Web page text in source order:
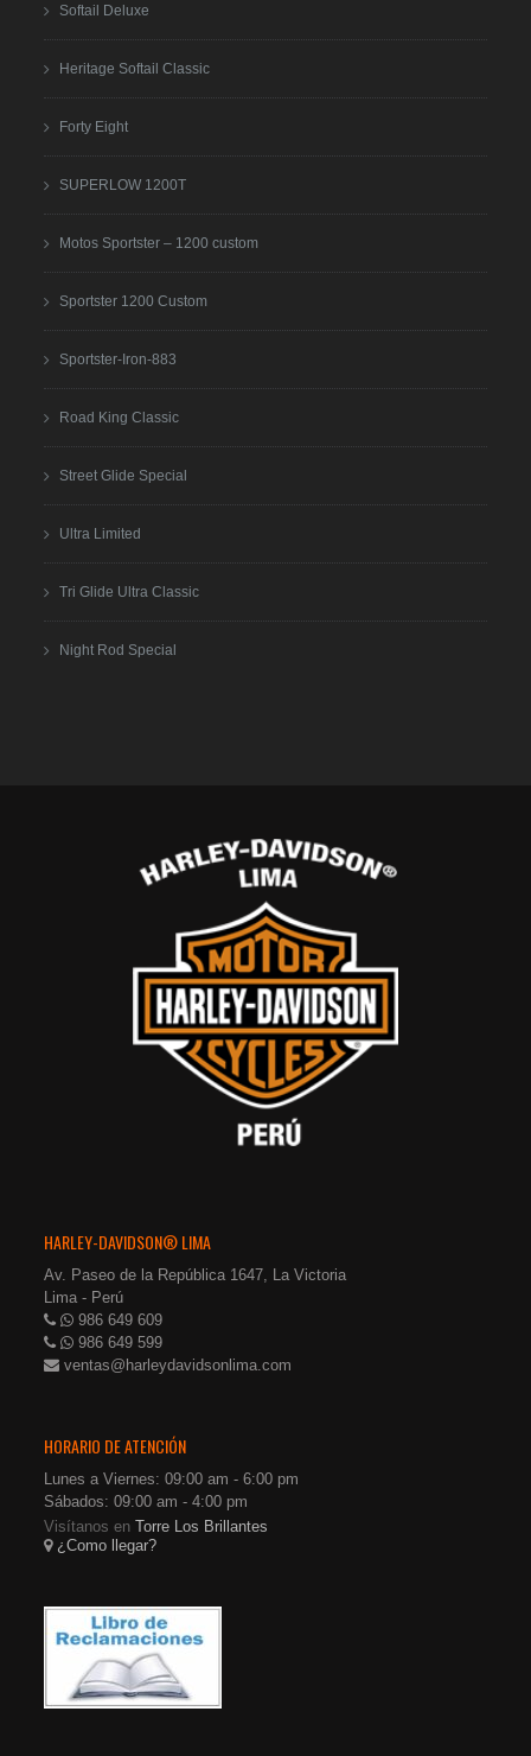
Softail Deluxe
Heritage Softail Classic
Forty Eight
SUPERLOW 1200T
Motos Sportster – 1200 custom
Sportster 1200 Custom
Sportster-Iron-883
Road King Classic
Street Glide Special
Ultra Limited
Tri Glide Ultra Classic
Night Rod Special
HARLEY-DAVIDSON® LIMA
Av. Paseo de la República 1647, La Victoria
Lima - Perú
986 649 609
986 649 599
ventas@harleydavidsonlima.com
HORARIO DE ATENCIÓN
Lunes a Viernes: 09:00 am - 6:00 pm
Sábados: 09:00 am - 4:00 pm
Visítanos enTorre Los Brillantes
¿Como llegar?